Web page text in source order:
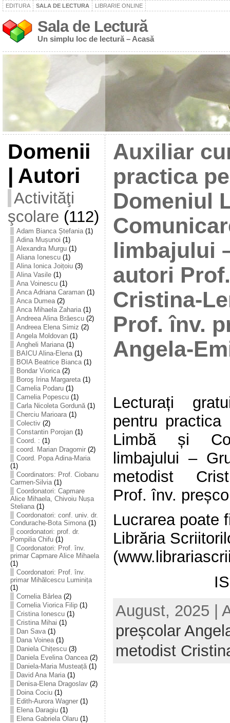
EDITURA SALA DE LECTURA LIBRARIE ONLINE
Sala de Lectură
Un simplu loc de lectură – Acasă
Domenii
| Autori
Activităţi
şcolare (112)
Adam Bianca Ștefania(1)
Adina Mușunoi (1)
Alexandra Murgu(1)
Aliana Ionescu(1)
Alina Ionica Joițoiu(3)
Alina Vasile(1)
Ana Voinescu(1)
Anca Adriana Caraman(1)
Anca Dumea(2)
Anca Mihaela Zaharia(1)
Andreea Alina Brăescu(2)
Andreea Elena Simiz (2)
Angela Moldovan(1)
Angheli Mariana(1)
BAICU Alina-Elena(1)
BOIA Beatrice Bianca(1)
Bondar Viorica(2)
Boroş Irina Margareta(1)
Camelia Podaru(1)
Camelia Popescu(1)
Carla Nicoleta Gordună(1)
Cherciu Marioara(1)
Colectiv(2)
Constantin Porojan(1)
Coord. : (1)
coord. Marian Dragomir(2)
Coord. Popa Adina-Maria
(1)
Coordinators: Prof. Ciobanu
Carmen-Silvia(1)
Coordonatori: Capmare
Alice Mihaela, Chivoiu Nușa
Steliana(1)
Coordonatori: conf. univ. dr.
Condurache-Bota Simona(1)
coordonatori: prof. dr.
Pompilia Chifu(1)
Coordonatori: Prof. înv.
primar Capmare Alice Mihaela
(1)
Coordonatori: Prof. înv.
primar Mihălcescu Luminița
(1)
Cornelia Bârlea(2)
Cornelia Viorica Filip(1)
Cristina Ionescu(1)
Cristina Mihai (1)
Dan Sava(1)
Dana Voinea(1)
Daniela Chițescu(3)
Daniela Evelina Oancea(2)
Daniela-Maria Musteață(1)
David Ana Maria(1)
Denisa-Elena Dragoslav(2)
Doina Cociu(1)
Edith-Aurora Wagner(1)
Elena Daragiu(1)
Elena Gabriela Olaru(1)
Auxiliar
practica
Domeniul
limbajului
autori
Cristina-
Prof. înv.
Angela-
Lecturați
pentru practica
Limbă și
limbajului –
metodist
Prof. înv.
Lucrarea poate
Librăria
August, 2025 |
preșcolar
metodist